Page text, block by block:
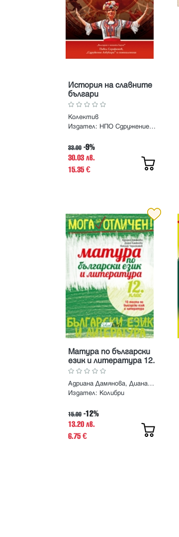
История на славните
българи
Колектив
Издател:
НПО Сдружение Азбукари
33.00 -9%
30.03 лв.
15.35 €
Матура по български
език и литература 12.
клас
Адриана Дамянова, Диана Каменова, Николай Чернокожев
Издател: Колибри
15.00 -12%
13.20 лв.
6.75 €